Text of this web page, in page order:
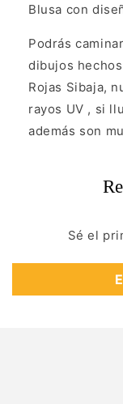
Blusa con
Podrás
dibujos
Rojas Sibaja,
rayos UV , si
además son
Sé el